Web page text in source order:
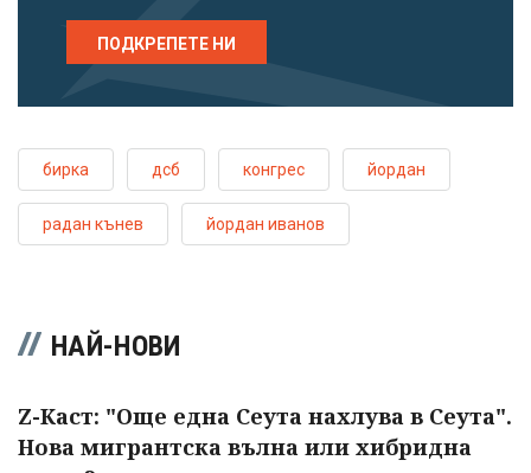
ПОДКРЕПЕТЕ НИ
бирка дсб конгрес йордан
радан кънев йордан иванов
НАЙ-НОВИ
Z-Каст: "Още една Сеута нахлува в Сеута".
Нова мигрантска вълна или хибридна